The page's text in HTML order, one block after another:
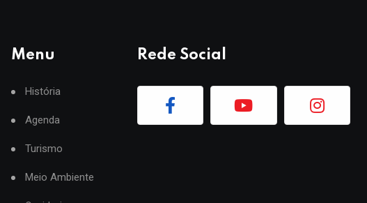
Menu
História
Agenda
Turismo
Meio Ambiente
Rede Social